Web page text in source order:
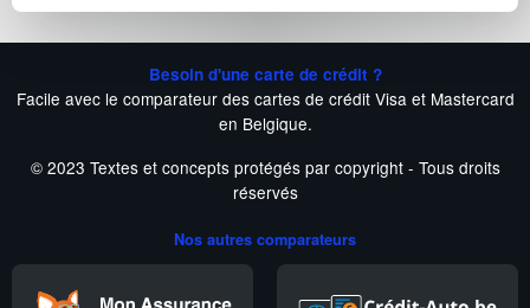
Besoin d'une carte de crédit ?
Facile avec le comparateur des cartes de crédit Visa et Mastercard
en Belgique.
© 2023 Textes et concepts protégés par copyright - Tous droits
réservés
Nos autres comparateurs